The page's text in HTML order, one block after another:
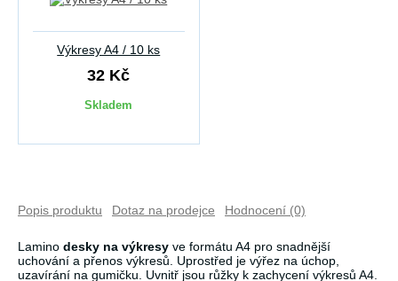
Výkresy A4 / 10 ks
32 Kč
Skladem
Popis produktu Dotaz na prodejce Hodnocení (0)
Lamino desky na výkresy ve formátu A4 pro snadnější
uchování a přenos výkresů. Uprostřed je výřez na úchop,
uzavírání na gumičku. Uvnitř jsou růžky k zachycení výkresů A4.